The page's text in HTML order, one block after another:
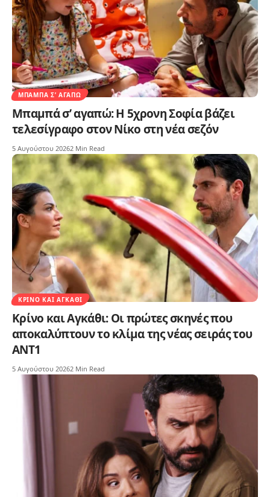
ΜΠΑΜΠΆ Σ’ ΑΓΑΠΏ
Μπαμπά σ’ αγαπώ: Η 5χρονη Σοφία βάζει
τελεσίγραφο στον Νίκο στη νέα σεζόν
5 Αυγούστου 20262 Min Read
ΚΡΊΝΟ ΚΑΙ ΑΓΚΆΘΙ
Κρίνο και Αγκάθι: Οι πρώτες σκηνές που
αποκαλύπτουν το κλίμα της νέας σειράς του
ΑΝΤ1
5 Αυγούστου 20262 Min Read